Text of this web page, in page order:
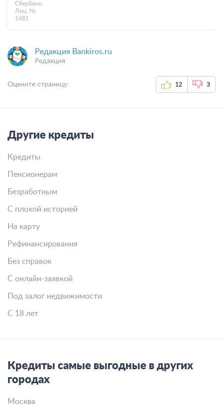
СберБанк,
Лиц. №
1481
Редакция Bankiros.ru
Редакция
Оцените страницу: 12 3
Другие кредиты
Кредиты
Пенсионерам
Безработным
С плохой историей
На карту
Рефинансирования
Без справок
С онлайн-заявкой
Под залог недвижимости
С 18 лет
Кредиты самые выгодные в других
городах
Москва